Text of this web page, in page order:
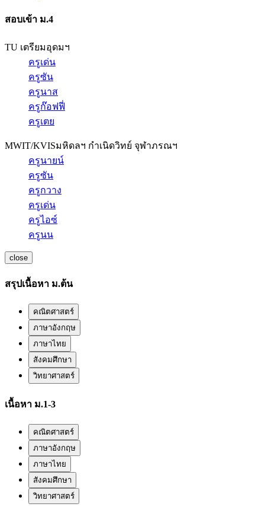
สอบเข้า ม.4
TU เตรียมอุดมฯ
ครูเด่น
ครูซัน
ครูนาส
ครูก๊อฟฟี่
ครูเตย
MWIT/KVISมหิดลฯ กำเนิดวิทย์ จุฬาภรณฯ
ครูนายน์
ครูซัน
ครูกวาง
ครูเด่น
ครูไอซ์
ครูนน
close
สรุปเนื้อหา ม.ต้น
คณิตศาสตร์
ภาษาอังกฤษ
ภาษาไทย
สังคมศึกษา
วิทยาศาสตร์
เนื้อหา ม.1-3
คณิตศาสตร์
ภาษาอังกฤษ
ภาษาไทย
สังคมศึกษา
วิทยาศาสตร์